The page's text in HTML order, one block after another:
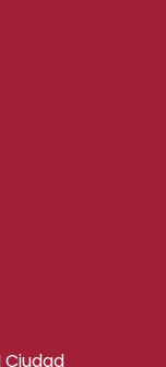
Ciudad